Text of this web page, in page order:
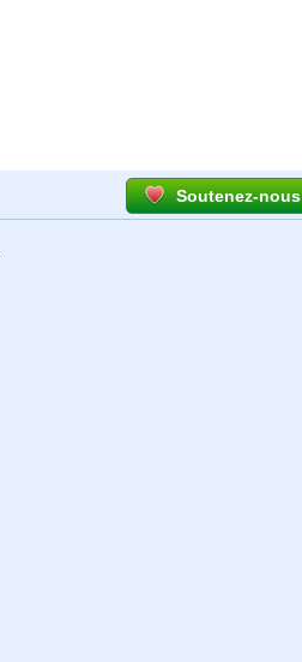
Soutenez-nous